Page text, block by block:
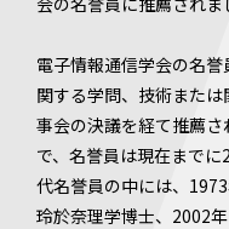
電子情報通信学会の名
関する学問、技術また
事会の決議を経て推薦
で、名誉員は現在まで
代名誉員の中には、
玲於奈理学博士、2002